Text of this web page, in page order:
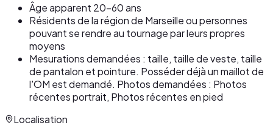
Âge apparent 20-60 ans
Résidents de la région de Marseille ou personnes
pouvant se rendre au tournage par leurs propres
moyens
Mesurations demandées : taille, taille de veste, taille
de pantalon et pointure. Posséder déjà un maillot de
l'OM est demandé. Photos demandées : Photos
récentes portrait, Photos récentes en pied
Localisation